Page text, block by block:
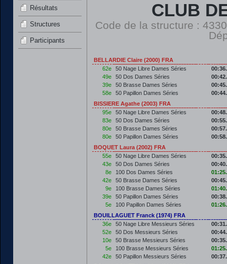
Résultats
Structures
Participants
CLUB
Code de la structure :
BELLARDIE Claire (2000) FRA
62e
50 Nage Libre Dames Séries
49e
50 Dos Dames Séries
39e
50 Brasse Dames Séries
58e
50 Papillon Dames Séries
BISSIERE Agathe (2003) FRA
95e
50 Nage Libre Dames Séries
83e
50 Dos Dames Séries
80e
50 Brasse Dames Séries
80e
50 Papillon Dames Séries
BOQUET Laura (2002) FRA
55e
50 Nage Libre Dames Séries
43e
50 Dos Dames Séries
8e
100 Dos Dames Séries
42e
50 Brasse Dames Séries
9e
100 Brasse Dames Séries
39e
50 Papillon Dames Séries
5e
100 Papillon Dames Séries
BOUILLAGUET Franck (1974) FRA
36e
50 Nage Libre Messieurs Séries
52e
50 Dos Messieurs Séries
10e
50 Brasse Messieurs Séries
5e
100 Brasse Messieurs Séries
42e
50 Papillon Messieurs Séries